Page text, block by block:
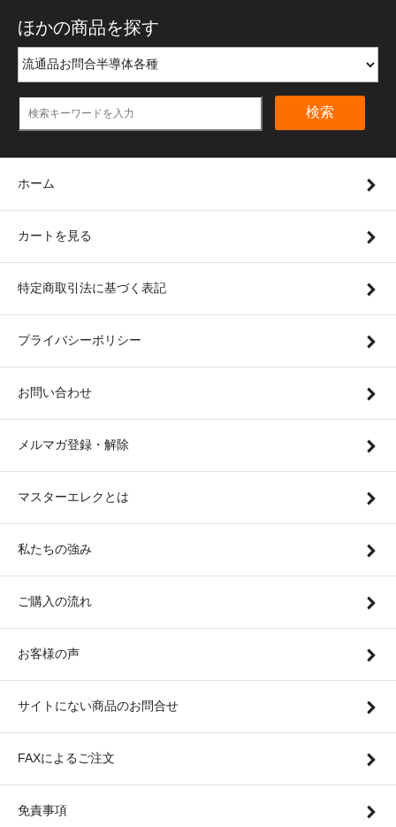
ほかの商品を探す
検索
ホーム
カートを見る
特定商取引法に基づく表記
プライバシーポリシー
お問い合わせ
メルマガ登録・解除
マスターエレクとは
私たちの強み
ご購入の流れ
お客様の声
サイトにない商品のお問合せ
FAXによるご注文
免責事項